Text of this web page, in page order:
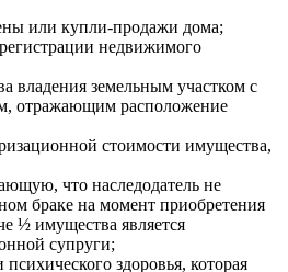
или купли-продажи дома;
недвижимого
владения земельным участком с
отражающим расположение
стоимости имущества,
что наследодатель не
браке на момент приобретения
½ имущества является
супруги;
здоровья, которая